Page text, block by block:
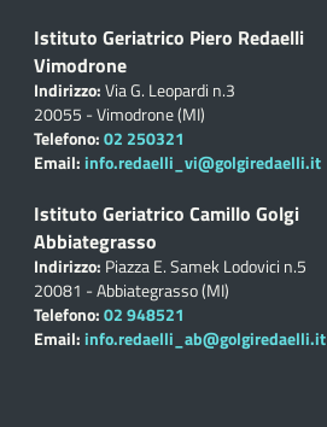
Istituto Geriatrico Piero Redaelli
Vimodrone
Indirizzo:Via G. Leopardi n.3
20055 - Vimodrone (MI)
Telefono:02 250321
Email: info.redaelli_vi@golgiredaelli.it
Istituto Geriatrico Camillo Golgi
Abbiategrasso
Indirizzo: Piazza E. Samek Lodovici n.5
20081 - Abbiategrasso (MI)
Telefono:02 948521
Email: info.redaelli_ab@golgiredaelli.it